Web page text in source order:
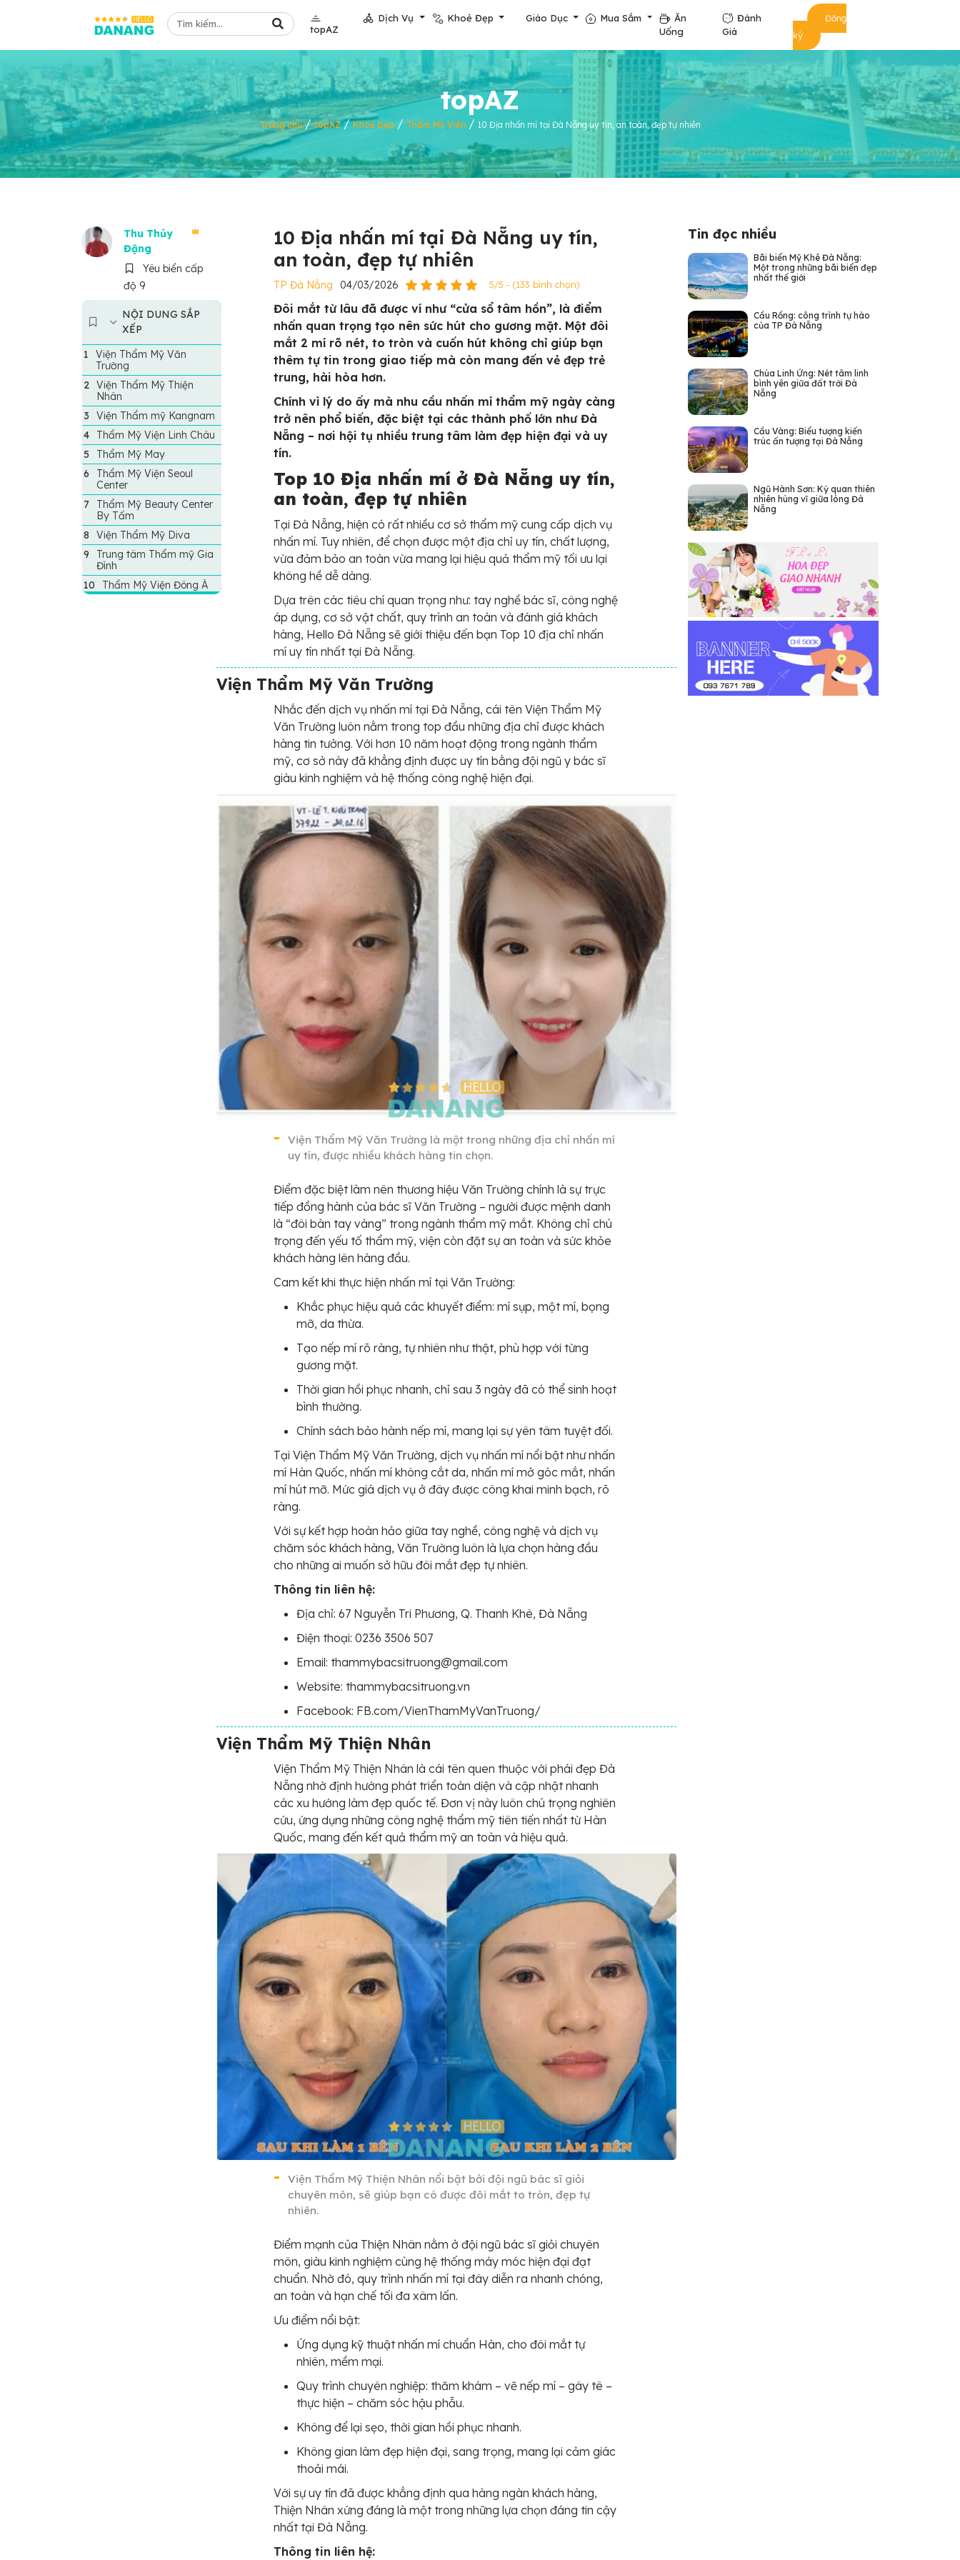
topAZ
Dịch Vụ Khoẻ Đẹp Giáo Dục Mua Sắm
Ăn
Uống
Đánh
Giá
Đăng
ký
topAZ
Trang chủ/topAZ/Khoẻ Đẹp / Thẩm Mỹ Viện / 10 Địa nhấn mí tại Đà Nẵng uy tín, an toàn, đẹp tự nhiên
Thu Thủy
Đặng
Yêu biển cấp
độ 9
10 Địa nhấn mí tại Đà Nẵng uy tín,
an toàn, đẹp tự nhiên
TP Đà Nẵng 04/03/2026 5/5 - (133 bình chọn)
NỘI DUNG SẮP
XẾP
Viện Thẩm Mỹ Văn
Trường
Viện Thẩm Mỹ Thiện
Nhân
Viện Thẩm mỹ Kangnam
Thẩm Mỹ Viện Linh Châu
Thẩm Mỹ May
Thẩm Mỹ Viện Seoul
Center
Thẩm Mỹ Beauty Center
By Tấm
Viện Thẩm Mỹ Diva
Trung tâm Thẩm mỹ Gia
Đình
Thẩm Mỹ Viện Đông Á
Đôi mắt từ lâu đã được ví như “cửa sổ tâm hồn”, là điểm
nhấn quan trọng tạo nên sức hút cho gương mặt. Một đôi
mắt 2 mí rõ nét, to tròn và cuốn hút không chỉ giúp bạn
thêm tự tin trong giao tiếp mà còn mang đến vẻ đẹp trẻ
trung, hài hòa hơn.
Chính vì lý do ấy mà nhu cầu nhấn mí thẩm mỹ ngày càng
trở nên phổ biến, đặc biệt tại các thành phố lớn như Đà
Nẵng – nơi hội tụ nhiều trung tâm làm đẹp hiện đại và uy
tín.
Top 10 Địa nhấn mí ở Đà Nẵng uy tín,
an toàn, đẹp tự nhiên
Tại Đà Nẵng, hiện có rất nhiều cơ sở thẩm mỹ cung cấp dịch vụ
nhấn mí. Tuy nhiên, để chọn được một địa chỉ uy tín, chất lượng,
vừa đảm bảo an toàn vừa mang lại hiệu quả thẩm mỹ tối ưu lại
không hề dễ dàng.
Dựa trên các tiêu chí quan trọng như: tay nghề bác sĩ, công nghệ
áp dụng, cơ sở vật chất, quy trình an toàn và đánh giá khách
hàng, Hello Đà Nẵng sẽ giới thiệu đến bạn Top 10 địa chỉ nhấn
mí uy tín nhất tại Đà Nẵng.
Viện Thẩm Mỹ Văn Trường
Nhắc đến dịch vụ nhấn mí tại Đà Nẵng, cái tên Viện Thẩm Mỹ
Văn Trường luôn nằm trong top đầu những địa chỉ được khách
hàng tin tưởng. Với hơn 10 năm hoạt động trong ngành thẩm
mỹ, cơ sở này đã khẳng định được uy tín bằng đội ngũ y bác sĩ
giàu kinh nghiệm và hệ thống công nghệ hiện đại.
Viện Thẩm Mỹ Văn Trường là một trong những địa chỉ nhấn mí
uy tín, được nhiều khách hàng tin chọn.
Điểm đặc biệt làm nên thương hiệu Văn Trường chính là sự trực
tiếp đồng hành của bác sĩ Văn Trường – người được mệnh danh
là “đôi bàn tay vàng” trong ngành thẩm mỹ mắt. Không chỉ chú
trọng đến yếu tố thẩm mỹ, viện còn đặt sự an toàn và sức khỏe
khách hàng lên hàng đầu.
Cam kết khi thực hiện nhấn mí tại Văn Trường:
Khắc phục hiệu quả các khuyết điểm: mí sụp, một mí, bọng
mỡ, da thừa.
Tạo nếp mí rõ ràng, tự nhiên như thật, phù hợp với từng
gương mặt.
Thời gian hồi phục nhanh, chỉ sau 3 ngày đã có thể sinh hoạt
bình thường.
Chính sách bảo hành nếp mí, mang lại sự yên tâm tuyệt đối.
Tại Viện Thẩm Mỹ Văn Trường, dịch vụ nhấn mí nổi bật như nhấn
mí Hàn Quốc, nhấn mí không cắt da, nhấn mí mở góc mắt, nhấn
mí hút mỡ. Mức giá dịch vụ ở đây được công khai minh bạch, rõ
ràng.
Với sự kết hợp hoàn hảo giữa tay nghề, công nghệ và dịch vụ
chăm sóc khách hàng, Văn Trường luôn là lựa chọn hàng đầu
cho những ai muốn sở hữu đôi mắt đẹp tự nhiên.
Thông tin liên hệ:
Địa chỉ: 67 Nguyễn Tri Phương, Q. Thanh Khê, Đà Nẵng
Điện thoại: 0236 3506 507
Email: thammybacsitruong@gmail.com
Website: thammybacsitruong.vn
Facebook: FB.com/VienThamMyVanTruong/
Viện Thẩm Mỹ Thiện Nhân
Viện Thẩm Mỹ Thiện Nhân là cái tên quen thuộc với phái đẹp Đà
Nẵng nhờ định hướng phát triển toàn diện và cập nhật nhanh
các xu hướng làm đẹp quốc tế. Đơn vị này luôn chú trọng nghiên
cứu, ứng dụng những công nghệ thẩm mỹ tiên tiến nhất từ Hàn
Quốc, mang đến kết quả thẩm mỹ an toàn và hiệu quả.
Viện Thẩm Mỹ Thiện Nhân nổi bật bởi đội ngũ bác sĩ giỏi
chuyên môn, sẽ giúp bạn có được đôi mắt to tròn, đẹp tự
nhiên.
Điểm mạnh của Thiện Nhân nằm ở đội ngũ bác sĩ giỏi chuyên
môn, giàu kinh nghiệm cùng hệ thống máy móc hiện đại đạt
chuẩn. Nhờ đó, quy trình nhấn mí tại đây diễn ra nhanh chóng,
an toàn và hạn chế tối đa xâm lấn.
Ưu điểm nổi bật:
Ứng dụng kỹ thuật nhấn mí chuẩn Hàn, cho đôi mắt tự
nhiên, mềm mại.
Quy trình chuyên nghiệp: thăm khám – vẽ nếp mí – gây tê –
thực hiện – chăm sóc hậu phẫu.
Không để lại sẹo, thời gian hồi phục nhanh.
Không gian làm đẹp hiện đại, sang trọng, mang lại cảm giác
thoải mái.
Với sự uy tín đã được khẳng định qua hàng ngàn khách hàng,
Thiện Nhân xứng đáng là một trong những lựa chọn đáng tin cậy
nhất tại Đà Nẵng.
Thông tin liên hệ:
Tin đọc nhiều
Bãi biển Mỹ Khê Đà Nẵng:
Một trong những bãi biển đẹp
nhất thế giới
Cầu Rồng: công trình tự hào
của TP Đà Nẵng
Chùa Linh Ứng: Nét tâm linh
bình yên giữa đất trời Đà
Nẵng
Cầu Vàng: Biểu tượng kiến
trúc ấn tượng tại Đà Nẵng
Ngũ Hành Sơn: Kỳ quan thiên
nhiên hùng vĩ giữa lòng Đà
Nẵng